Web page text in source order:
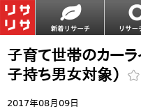
子育て世帯のカー
子持ち男女対象）
2017年08月09日